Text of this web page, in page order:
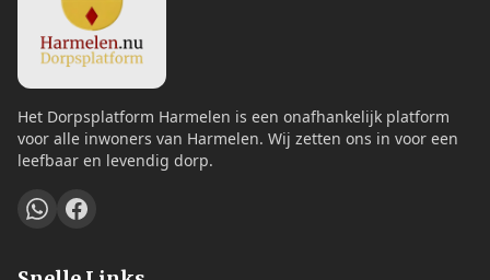
Het Dorpsplatform Harmelen is een onafhankelijk platform
voor alle inwoners van Harmelen. Wij zetten ons in voor een
leefbaar en levendig dorp.